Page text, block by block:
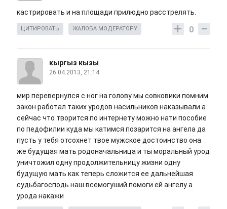
кастрировать и на площади прилюдно расстрелять.
0
ЦИТИРОВАТЬ ЖАЛОБА МОДЕРАТОРУ
кыргыз кызы
26.04.2013, 21:14
мир перевернулся с ног на голову мы совковики помним
закон работал таких уродов насильников наказывали а
сейчас что творится по интернету можно нати пособие
по педофилии куда мы катимся позарится на ангела да
пусть у тебя отсохнет твое мужское достоинство она
же будущая мать родоначальница и ты моральный урод
уничтожил одну продолжительницу жизни одну
будущую мать как теперь сложится ее дальнейшая
судьбагосподь наш всемогуший помоги ей ангелу а
урода накажи